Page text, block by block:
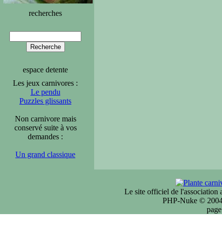
recherches
espace detente
Les jeux carnivores :
Le pendu
Puzzles glissants
Non carnivore mais
conservé suite à vos
demandes :
Un grand classique
Le site officiel de l'association
PHP-Nuke ©